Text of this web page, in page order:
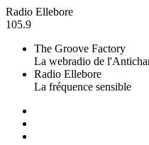
Radio Ellebore
105.9
The Groove Factory
La webradio de
Radio Ellebore
La fréquence sensible